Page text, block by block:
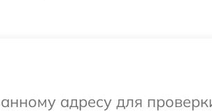
адресу для